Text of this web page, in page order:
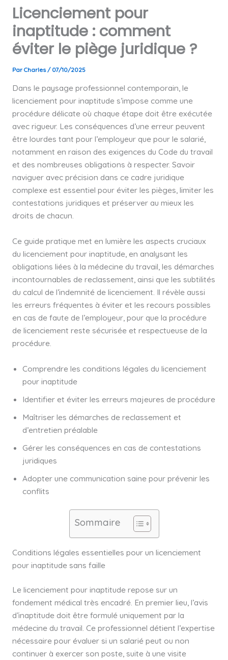
Licenciement pour
inaptitude : comment
éviter le piège juridique ?
Par Charles / 07/10/2025
Dans le paysage professionnel contemporain, le
licenciement pour inaptitude s’impose comme une
procédure délicate où chaque étape doit être exécutée
avec rigueur. Les conséquences d’une erreur peuvent
être lourdes tant pour l’employeur que pour le salarié,
notamment en raison des exigences du Code du travail
et des nombreuses obligations à respecter. Savoir
naviguer avec précision dans ce cadre juridique
complexe est essentiel pour éviter les pièges, limiter les
contestations juridiques et préserver au mieux les
droits de chacun.
Ce guide pratique met en lumière les aspects cruciaux
du licenciement pour inaptitude, en analysant les
obligations liées à la médecine du travail, les démarches
incontournables de reclassement, ainsi que les subtilités
du calcul de l’indemnité de licenciement. Il révèle aussi
les erreurs fréquentes à éviter et les recours possibles
en cas de faute de l’employeur, pour que la procédure
de licenciement reste sécurisée et respectueuse de la
procédure.
Comprendre les conditions légales du licenciement
pour inaptitude
Identifier et éviter les erreurs majeures de procédure
Maîtriser les démarches de reclassement et
d’entretien préalable
Gérer les conséquences en cas de contestations
juridiques
Adopter une communication saine pour prévenir les
conflits
Sommaire
Conditions légales essentielles pour un licenciement
pour inaptitude sans faille
Le licenciement pour inaptitude repose sur un
fondement médical très encadré. En premier lieu, l’avis
d’inaptitude doit être formulé uniquement par la
médecine du travail. Ce professionnel détient l’expertise
nécessaire pour évaluer si un salarié peut ou non
continuer à exercer son poste, suite à une visite